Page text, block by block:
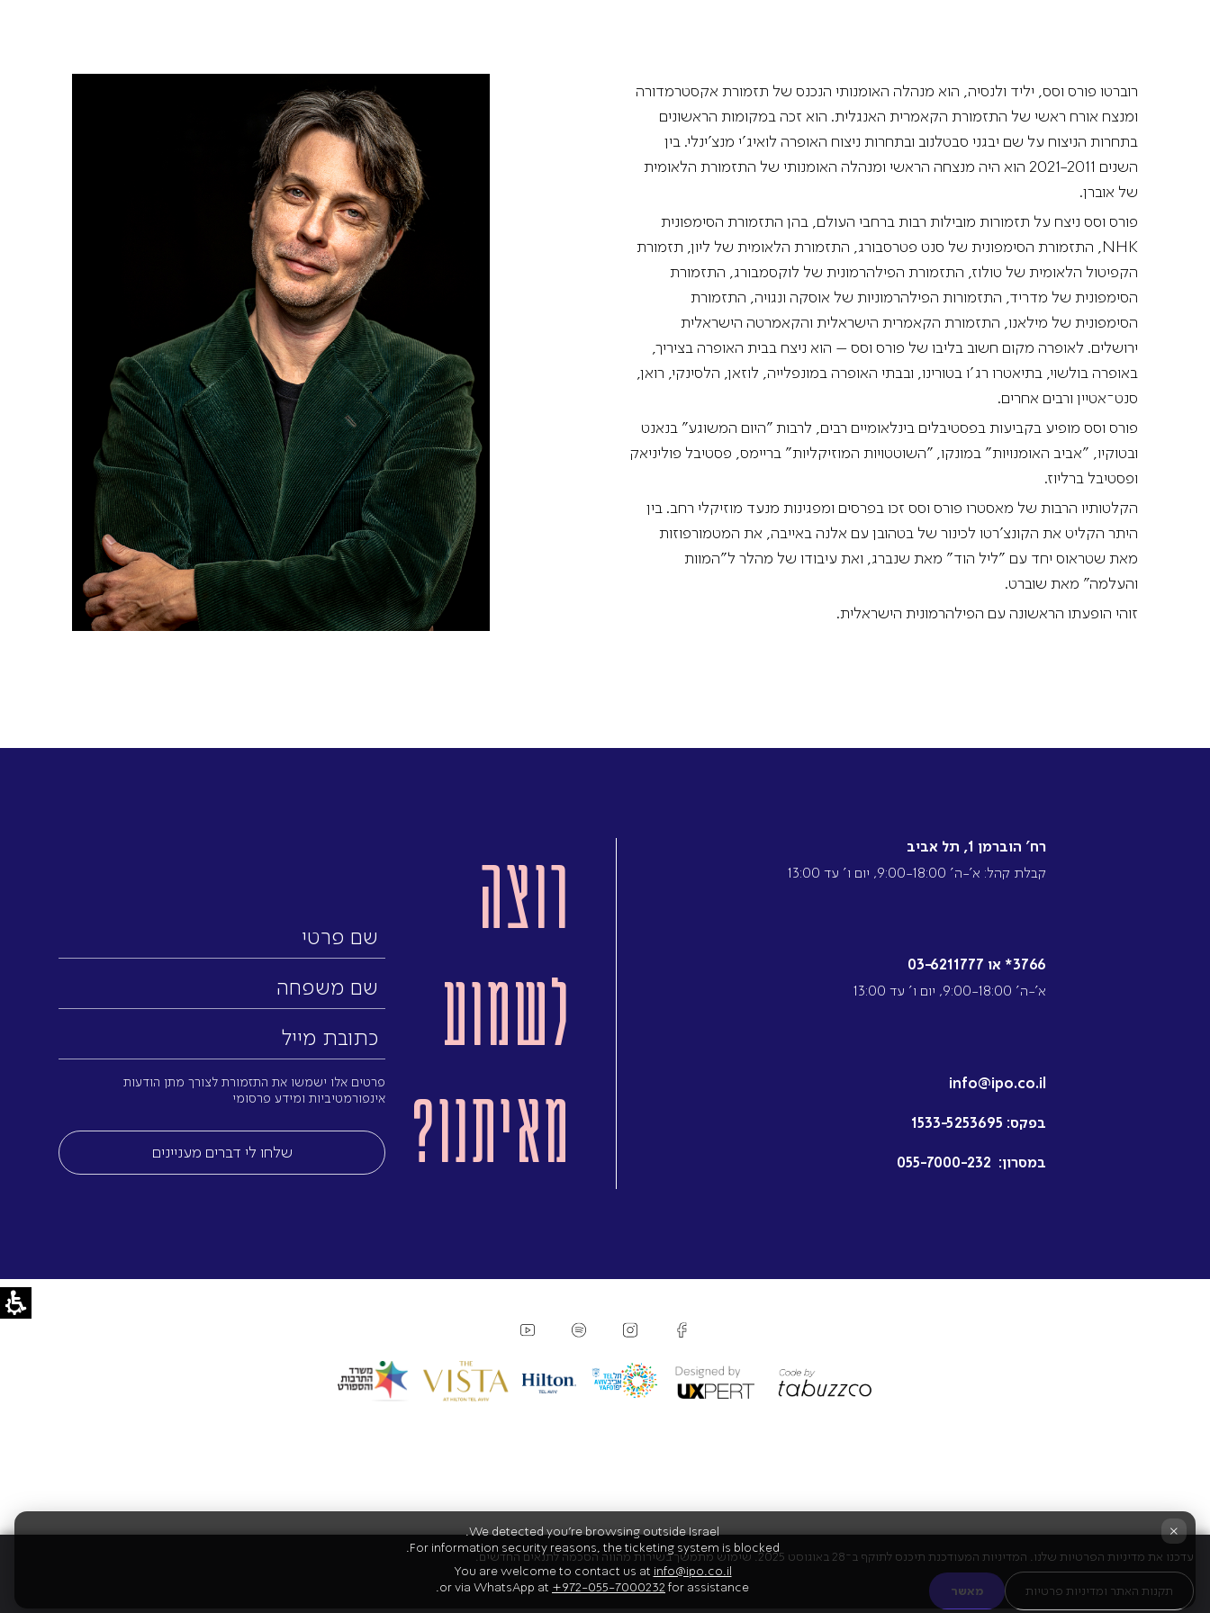
רוברטו פורס וסס, יליד ולנסיה, הוא מנהלה האומנותי הנכנס של תזמורת אקסטרמדורה
ומנצח אורח ראשי של התזמורת הקאמרית האנגלית. הוא זכה במקומות הראשונים
בתחרות הניצוח על שם יבגני סבטלנוב ובתחרות ניצוח האופרה לואיג'י מנצ'ינלי. בין
השנים 2021-2011 הוא היה מנצחה הראשי ומנהלה האומנותי של התזמורת הלאומית
של אוברן.
פורס וסס ניצח על תזמורות מובילות רבות ברחבי העולם, בהן התזמורת הסימפונית
NHK, התזמורת הסימפונית של סנט פטרסבורג, התזמורת הלאומית של ליון, תזמורת
הקפיטול הלאומית של טולוז, התזמורת הפילהרמונית של לוקסמבורג, התזמורת
הסימפונית של מדריד, התזמורות הפילהרמוניות של אוסקה ונגויה, התזמורת
הסימפונית של מילאנו, התזמורת הקאמרית הישראלית והקאמרטה הישראלית
ירושלים. לאופרה מקום חשוב בליבו של פורס וסס – הוא ניצח בבית האופרה בציריך,
באופרה בולשוי, בתיאטרו רג'ו בטורינו, ובבתי האופרה במונפלייה, לוזאן, הלסינקי, רואן,
סנט־אטיין ורבים אחרים.
פורס וסס מופיע בקביעות בפסטיבלים בינלאומיים רבים, לרבות "היום המשוגע" בנאנט
ובטוקיו, "אביב האומנויות" במונקו, "השוטטויות המוזיקליות" בריימס, פסטיבל פוליניאק
ופסטיבל ברליוז.
הקלטותיו הרבות של מאסטרו פורס וסס זכו בפרסים ומפגינות מנעד מוזיקלי רחב. בין
היתר הקליט את הקונצ'רטו לכינור של בטהובן עם אלנה באייבה, את המטמורפוזות
מאת שטראוס יחד עם "ליל הוד" מאת שנברג, ואת עיבודו של מהלר ל"המוות
והעלמה" מאת שוברט.
זוהי הופעתו הראשונה עם הפילהרמונית הישראלית.
רח’ הוברמן 1, תל אביב
קבלת קהל: א’-ה’ 9:00-18:00, יום ו’ עד 13:00
3766* או 03-6211777
א’-ה’ 9:00-18:00, יום ו’ עד 13:00
info@ipo.co.il
בפקס: 1533-5253695
במסרון:
רוצה
לשמוע
מאיתנו?
שם
פרטי
שם
משפחה
כתובת
מייל
(חובה)
פרטים אלו ישמשו את התזמורת לצורך מתן הודעות
אינפורמטיביות ומידע פרסומי
עדכנו את מדיניות הפרטיות שלנו. המדיניות המעודכנת תיכנס לתוקף ב־28 באוגוסט 2025. שימוש מתמשך בשירות מהווה הסכמה לתנאים החדשים.
תקנות האתר ומדיניות פרטיות מאשר
×
We detected you're browsing outside Israel.
For information security reasons, the ticketing system is blocked.
You are welcome to contact us at info@ipo.co.il
or via WhatsApp at +972-055-7000232 for assistance.